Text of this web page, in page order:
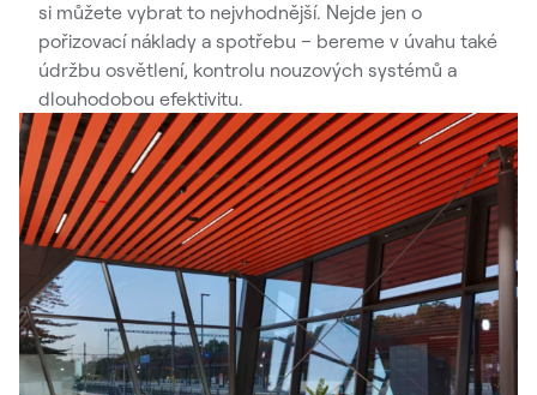
si můžete vybrat to nejvhodnější. Nejde jen o
pořizovací náklady a spotřebu – bereme v úvahu také
údržbu osvětlení, kontrolu nouzových systémů a
dlouhodobou efektivitu.